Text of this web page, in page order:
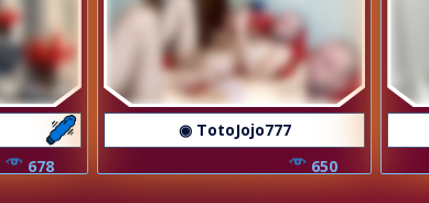
678
◉ TotoJojo777
650